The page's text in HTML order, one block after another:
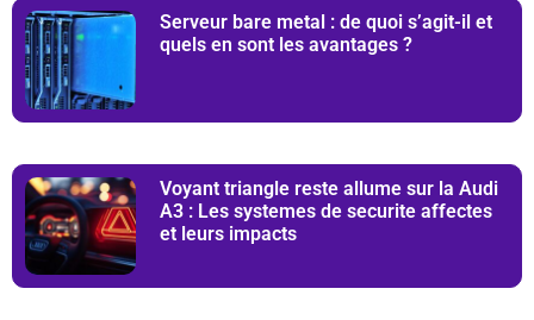
Serveur bare metal : de quoi s’agit-il et
quels en sont les avantages ?
Voyant triangle reste allume sur la Audi
A3 : Les systemes de securite affectes
et leurs impacts